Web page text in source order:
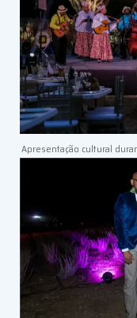
Apresentação cultural